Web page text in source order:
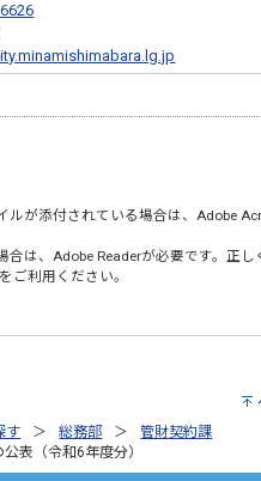
ルが添付されている場合は、Adobe
合は、Adobe Readerが必要です。正し
ご利用ください。
す 総務部
管財契約課
表（令和6年度分）